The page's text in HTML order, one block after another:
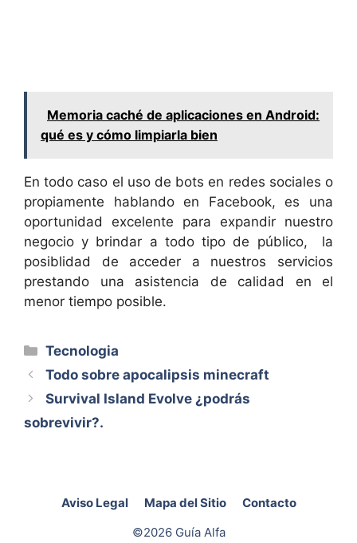
Memoria caché de aplicaciones en Android:
qué es y cómo limpiarla bien
En todo caso el uso de bots en redes sociales o
propiamente hablando en Facebook, es una
oportunidad excelente para expandir nuestro
negocio y brindar a todo tipo de público, la
posiblidad de acceder a nuestros servicios
prestando una asistencia de calidad en el
menor tiempo posible.
Categorías
Tecnologia
Todo sobre apocalipsis minecraft
Survival Island Evolve ¿podrás
sobrevivir?.
Aviso Legal Mapa del Sitio
Contacto
©2026 Guía Alfa